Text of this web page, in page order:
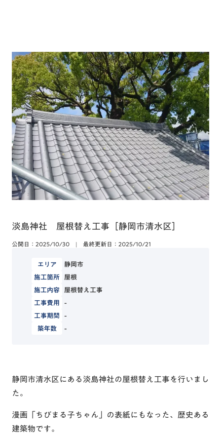
淡島神社 屋根替え工事［静岡市清水区］
公開日：2025/10/30 | 最終更新日：2025/10/21
エリア
施工箇所
施工内容
静岡市
屋根
屋根替え工事
工事費用
工事期間
築年数
-
-
-
静岡市清水区にある淡島神社の屋根替え工事を行いまし
た。
漫画「ちびまる子ちゃん」の表紙にもなった、歴史ある
建築物です。